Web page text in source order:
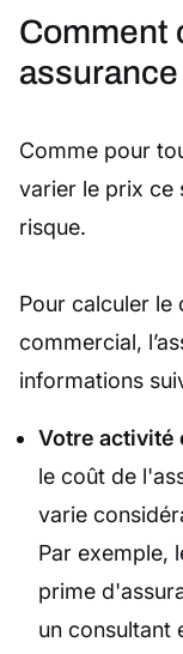
Comment
Comme pour
varier le prix ce
risque.
Pour calculer le
commercial,
informations
Votre activité
le coût de
varie
Par exemple,
prime
un consultant